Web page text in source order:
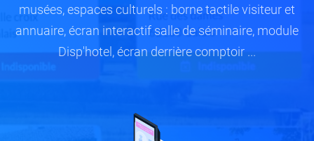
musées, espaces culturels : borne tactile visiteur et
annuaire, écran interactif salle de séminaire, module
Disp'hotel, écran derrière comptoir ...